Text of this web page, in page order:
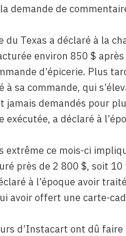
demande de
du Texas a déclaré à la
environ 850 $
d’épicerie. Plus
à sa commande, qui
jamais demandés pour
exécutée, a déclaré à
extrême ce mois-ci
près de 2 800 $, soit
à l’époque avoir
avoir offert une carte-
d’Instacart ont dû